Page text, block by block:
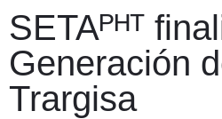
SETAᴾᴴᵀ
Generación
Trargisa